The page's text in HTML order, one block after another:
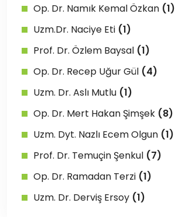
Op. Dr. Namık Kemal Özkan (1)
Uzm.Dr. Naciye Eti (1)
Prof. Dr. Özlem Baysal (1)
Op. Dr. Recep Uğur Gül (4)
Uzm. Dr. Aslı Mutlu (1)
Op. Dr. Mert Hakan Şimşek (8)
Uzm. Dyt. Nazlı Ecem Olgun (1)
Prof. Dr. Temuçin Şenkul (7)
Op. Dr. Ramadan Terzi (1)
Uzm. Dr. Derviş Ersoy (1)